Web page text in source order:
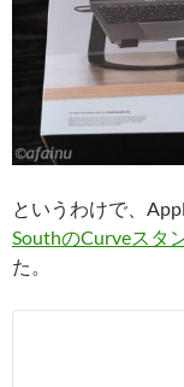
というわけで、
SouthのCurveスタ
た。